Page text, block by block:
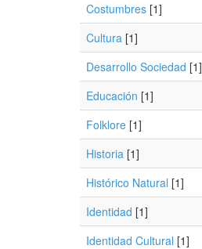
Costumbres [1]
Cultura [1]
Desarrollo Sociedad [1]
Educación [1]
Folklore [1]
Historia [1]
Histórico Natural [1]
Identidad [1]
Identidad Cultural [1]